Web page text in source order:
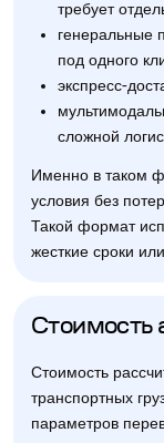
требует
генеральные
под одного
экспресс-
сложной
Именно в таком
условия без
Такой формат
жесткие сроки
Стоимость
Стоимость
транспортных
параметров